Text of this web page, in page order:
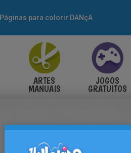
Páginas para colorir DANçA
ARTES
MANUAIS
JOGOS
GRATUITOS